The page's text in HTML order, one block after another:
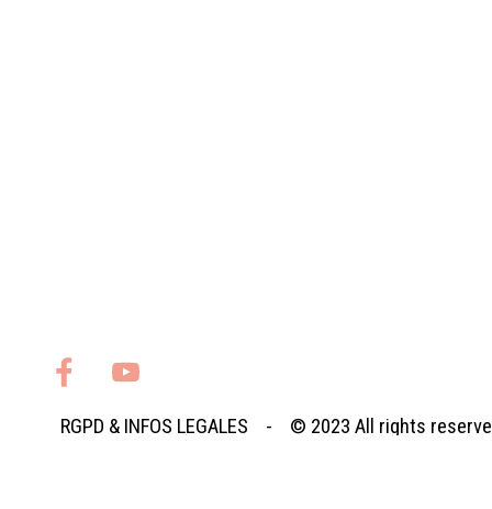
RGPD & INFOS LEGALES - © 2023 All rights